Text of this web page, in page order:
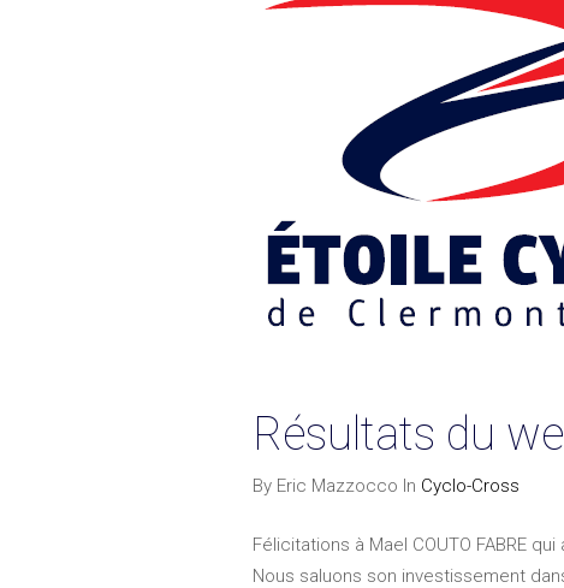
Résultats du
By Eric Mazzocco In Cyclo-Cross
Félicitations à Mael COUTO FABRE
Nous saluons son investissement